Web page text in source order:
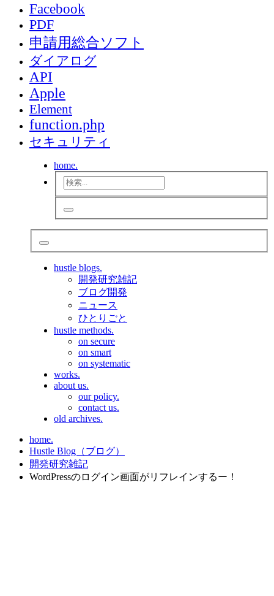
Facebook
PDF
申請用総合ソフト
ダイアログ
API
Apple
Element
function.php
セキュリティ
home.
hustle blogs.
開発研究雑記
ブログ開発
ニュース
ひとりごと
hustle methods.
on secure
on smart
on systematic
works.
about us.
our policy.
contact us.
old archives.
home.
Hustle Blog（ブログ）
開発研究雑記
WordPressのログイン画面がリフレインするー！